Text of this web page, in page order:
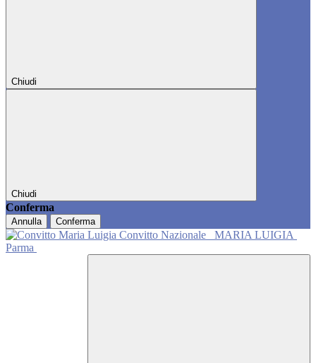
Chiudi
Chiudi
Conferma
Annulla Conferma
Convitto Nazionale
MARIA LUIGIA
Parma